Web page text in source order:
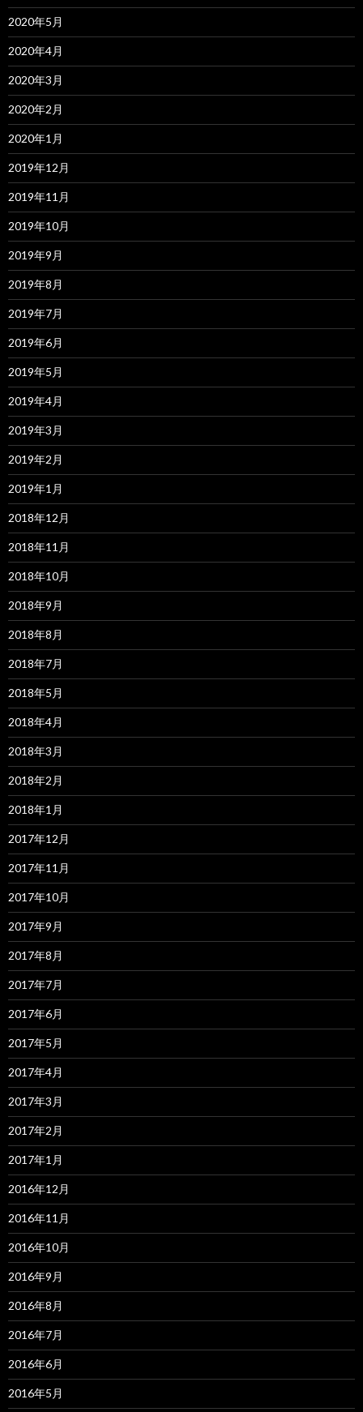
2020年5月
2020年4月
2020年3月
2020年2月
2020年1月
2019年12月
2019年11月
2019年10月
2019年9月
2019年8月
2019年7月
2019年6月
2019年5月
2019年4月
2019年3月
2019年2月
2019年1月
2018年12月
2018年11月
2018年10月
2018年9月
2018年8月
2018年7月
2018年5月
2018年4月
2018年3月
2018年2月
2018年1月
2017年12月
2017年11月
2017年10月
2017年9月
2017年8月
2017年7月
2017年6月
2017年5月
2017年4月
2017年3月
2017年2月
2017年1月
2016年12月
2016年11月
2016年10月
2016年9月
2016年8月
2016年7月
2016年6月
2016年5月